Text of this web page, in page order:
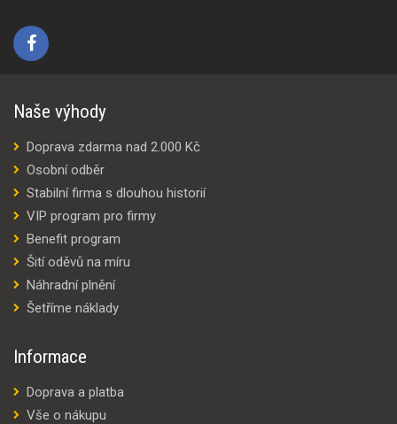
Naše výhody
Doprava zdarma nad 2.000 Kč
Osobní odběr
Stabilní firma s dlouhou historií
VIP program pro firmy
Benefit program
Šití oděvů na míru
Náhradní plnění
Šetříme náklady
Informace
Doprava a platba
Vše o nákupu